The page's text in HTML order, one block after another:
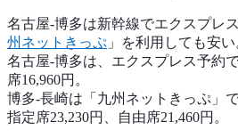
名古屋-博多は新幹線でエクスプレ
州ネットきっぷ 」を利用しても安い
名古屋-博多は、エクスプレス予約
席16,960円。
博多-長崎は「九州ネットきっぷ」
指定席23,230円、自由席21,460円。